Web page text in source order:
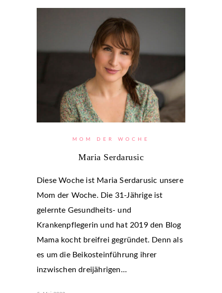
MOM DER WOCHE
Maria Serdarusic
Diese Woche ist Maria Serdarusic unsere
Mom der Woche. Die 31-Jährige ist
gelernte Gesundheits- und
Krankenpflegerin und hat 2019 den Blog
Mama kocht breifrei gegründet. Denn als
es um die Beikosteinführung ihrer
inzwischen dreijährigen…